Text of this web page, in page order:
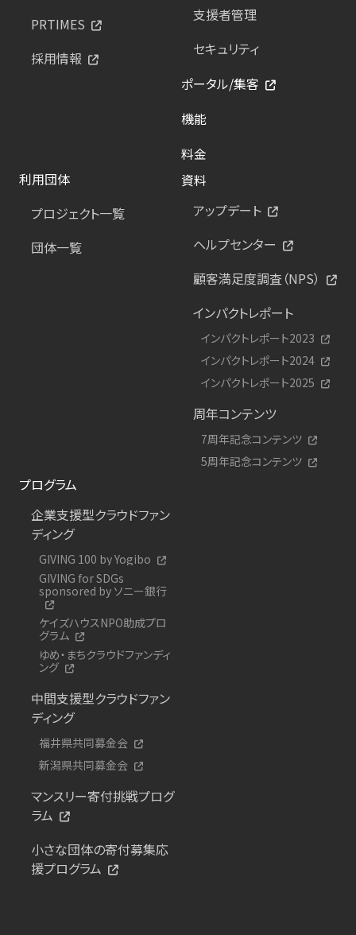
PRTIMES
採用情報
支援者管理
セキュリティ
ポータル/集客
機能
料金
利用団体
プロジェクト一覧
団体一覧
資料
アップデート
ヘルプセンター
顧客満足度調査（NPS）
インパクトレポート
インパクトレポート2023
インパクトレポート2024
インパクトレポート2025
周年コンテンツ
7周年記念コンテンツ
5周年記念コンテンツ
プログラム
企業支援型クラウドファン
ディング
GIVING 100 by Yogibo
GIVING for SDGs
sponsored by ソニー銀行
ケイズハウスNPO助成プロ
グラム
ゆめ・まちクラウドファンディ
ング
中間支援型クラウドファン
ディング
福井県共同募金会
新潟県共同募金会
マンスリー寄付挑戦プログ
ラム
小さな団体の寄付募集応
援プログラム